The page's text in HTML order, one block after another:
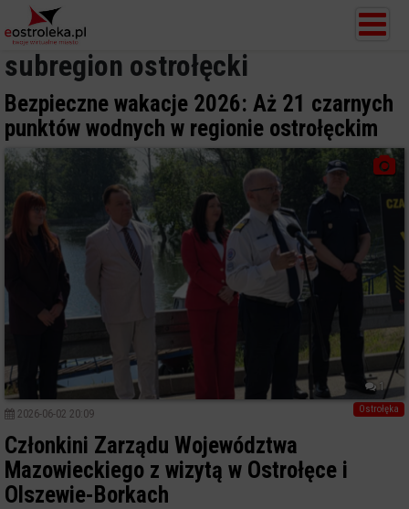
subregion ostrołęcki
Bezpieczne wakacje 2026: Aż 21 czarnych
punktów wodnych w regionie ostrołęckim
1
Ostrołęka
2026-06-02 20:09
Członkini Zarządu Województwa
Mazowieckiego z wizytą w Ostrołęce i
Olszewie-Borkach